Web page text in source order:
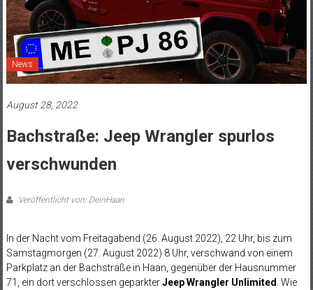
News
August 28, 2022
Bachstraße: Jeep Wrangler spurlos
verschwunden
Veröffentlicht von: DeinHaan
In der Nacht vom Freitagabend (26. August 2022), 22 Uhr, bis zum
Samstagmorgen (27. August 2022) 8 Uhr, verschwand von einem
Parkplatz an der Bachstraße in Haan, gegenüber der Hausnummer
71, ein dort verschlossen geparkterJeep Wrangler Unlimited . Wie